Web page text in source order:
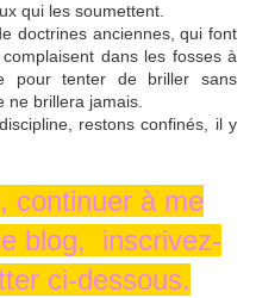
qui les soumettent.
doctrines anciennes, qui font
dans les fosses à
pour tenter de briller sans
ne brillera jamais.
restons confinés, il y
continuer à me
blog, inscrivez-
ci-dessous.